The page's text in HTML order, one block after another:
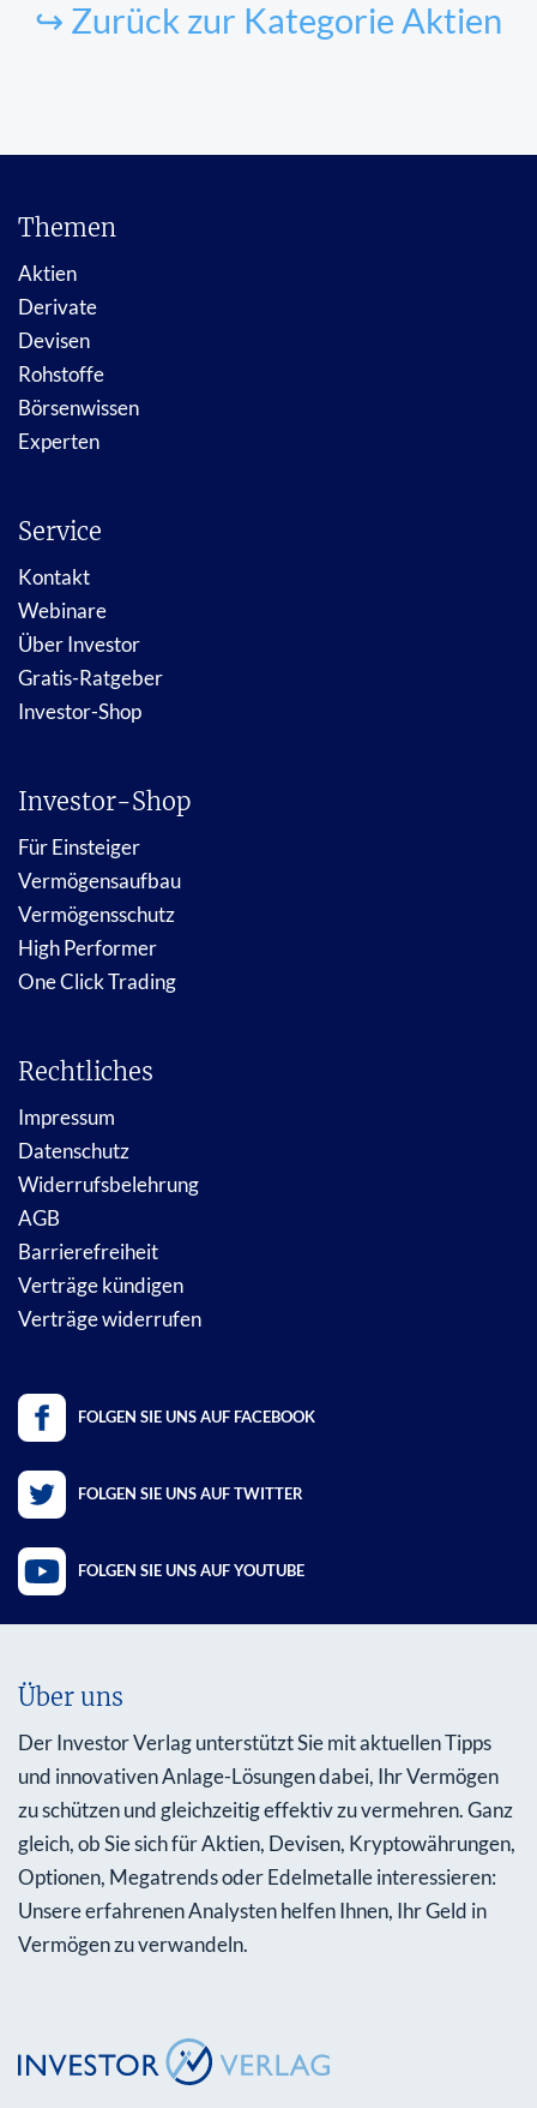
↪ Zurück zur Kategorie Aktien
Themen
Aktien
Derivate
Devisen
Rohstoffe
Börsenwissen
Experten
Service
Kontakt
Webinare
Über Investor
Gratis-Ratgeber
Investor-Shop
Investor-Shop
Für Einsteiger
Vermögensaufbau
Vermögensschutz
High Performer
One Click Trading
Rechtliches
Impressum
Datenschutz
Widerrufsbelehrung
AGB
Barrierefreiheit
Verträge kündigen
Verträge widerrufen
FOLGEN SIE UNS AUF FACEBOOK
FOLGEN SIE UNS AUF TWITTER
FOLGEN SIE UNS AUF YOUTUBE
Über uns
Der Investor Verlag unterstützt Sie mit aktuellen Tipps
und innovativen Anlage-Lösungen dabei, Ihr Vermögen
zu schützen und gleichzeitig effektiv zu vermehren. Ganz
gleich, ob Sie sich für Aktien, Devisen, Kryptowährungen,
Optionen, Megatrends oder Edelmetalle interessieren:
Unsere erfahrenen Analysten helfen Ihnen, Ihr Geld in
Vermögen zu verwandeln.